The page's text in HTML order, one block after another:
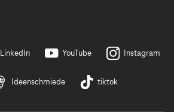
LinkedIn YouTube Instagram
Ideenschmiede tiktok